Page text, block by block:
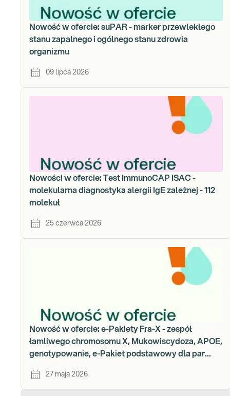
Nowość w ofercie: suPAR - marker przewlekłego
stanu zapalnego i ogólnego stanu zdrowia
organizmu
09 lipca 2026
Nowości w ofercie: Test ImmunoCAP ISAC -
molekularna diagnostyka alergii IgE zależnej - 112
molekuł
25 czerwca 2026
Nowość w ofercie: e-Pakiety Fra-X - zespół
łamliwego chromosomu X, Mukowiscydoza, APOE,
genotypowanie, e-Pakiet podstawowy dla par
CFTR) i rdzeniowego zaniku mięśni (gen SMA),
27 maja 2026